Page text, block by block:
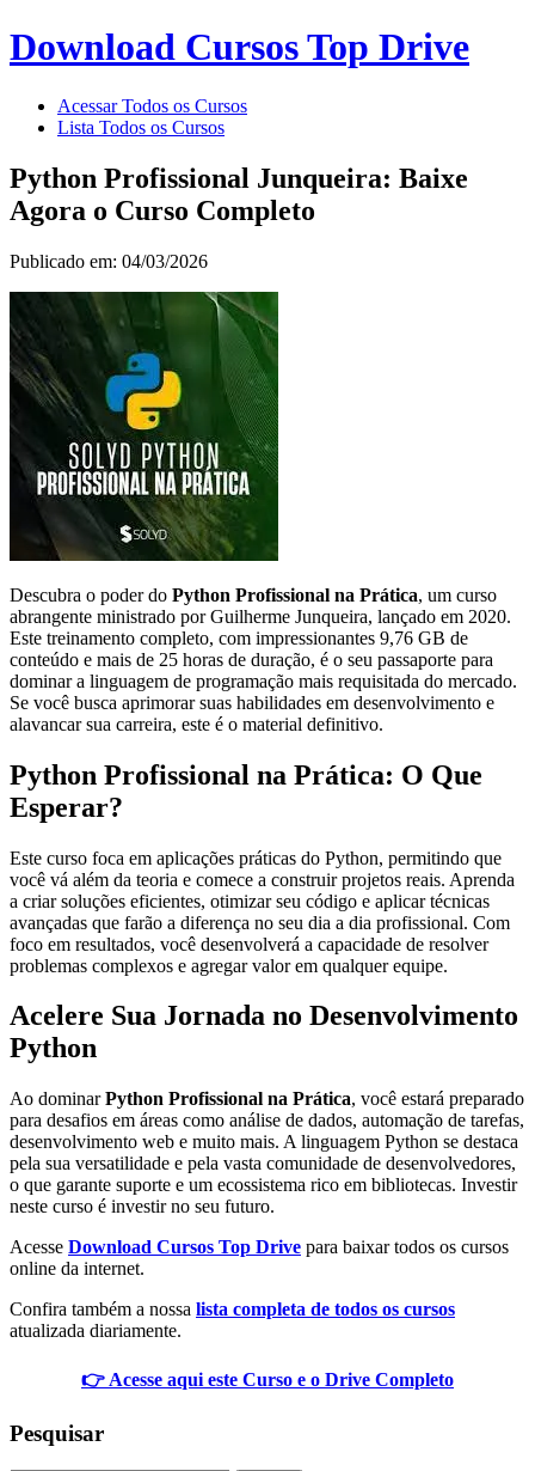
Download Cursos Top Drive
Acessar Todos os Cursos
Lista Todos os Cursos
Python Profissional Junqueira: Baixe
Agora o Curso Completo
Publicado em: 04/03/2026
Descubra o poder do Python Profissional na Prática, um curso
abrangente ministrado por Guilherme Junqueira, lançado em 2020.
Este treinamento completo, com impressionantes 9,76 GB de
conteúdo e mais de 25 horas de duração, é o seu passaporte para
dominar a linguagem de programação mais requisitada do mercado.
Se você busca aprimorar suas habilidades em desenvolvimento e
alavancar sua carreira, este é o material definitivo.
Python Profissional na Prática: O Que
Esperar?
Este curso foca em aplicações práticas do Python, permitindo que
você vá além da teoria e comece a construir projetos reais. Aprenda
a criar soluções eficientes, otimizar seu código e aplicar técnicas
avançadas que farão a diferença no seu dia a dia profissional. Com
foco em resultados, você desenvolverá a capacidade de resolver
problemas complexos e agregar valor em qualquer equipe.
Acelere Sua Jornada no Desenvolvimento
Python
Ao dominarPython Profissional na Prática, você estará preparado
para desafios em áreas como análise de dados, automação de tarefas,
desenvolvimento web e muito mais. A linguagem Python se destaca
pela sua versatilidade e pela vasta comunidade de desenvolvedores,
o que garante suporte e um ecossistema rico em bibliotecas. Investir
neste curso é investir no seu futuro.
Acesse Download Cursos Top Drive para baixar todos os cursos
online da internet.
Confira também a nossa lista completa de todos os cursos
atualizada diariamente.
👉 Acesse aqui este Curso e o Drive Completo
Pesquisar